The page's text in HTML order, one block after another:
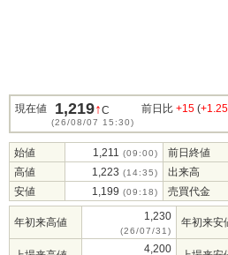
現在値 1,219↑C
(26/08/07 15:30)
前日比 +15 (
始値 1,211 (09:00)
前日終値
高値
1,223 (14:35)
出来高
安値
1,199 (09:18) 売買代金
年初来高値 1,230
(26/07/31)
年初来安
4,200